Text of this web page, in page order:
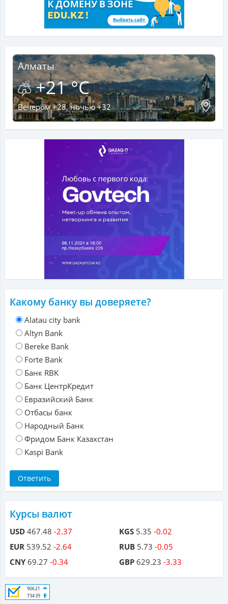
Алматы
+21 °C
Вечером +28, ночью +32
Какому банку вы доверяете?
Alatau city bank
Altyn Bank
Bereke Bank
Forte Bank
Банк RBK
Банк ЦентрКредит
Евразийский Банк
Отбасы банк
Народный Банк
Фридом Банк Казахстан
Kaspi Bank
Курсы валют
USD 467.48 -2.37
EUR 539.52 -2.64
CNY69.27 -0.34
KGS 5.35 -0.02
RUB 5.73 -0.05
GBP 629.23 -3.33